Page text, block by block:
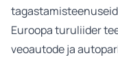
Euroopa turuliider
veoautode ja